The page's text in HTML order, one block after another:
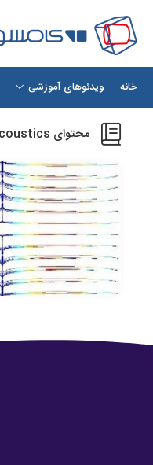
خانه ویدئوهای آموزشی
محتوای Acoustics در کامسول